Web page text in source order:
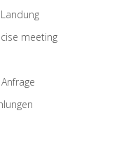
meeting